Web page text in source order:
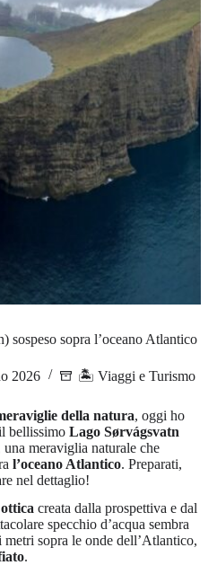
sospeso sopra l’oceano Atlantico
2026 🏝️ Viaggi e Turismo
della natura, oggi ho
bellissimo Lago Sørvágsvatn
una meraviglia naturale che
l’oceano Atlantico. Preparati,
nel dettaglio!
creata dalla prospettiva e dal
specchio d’acqua sembra
sopra le onde dell’Atlantico,
.